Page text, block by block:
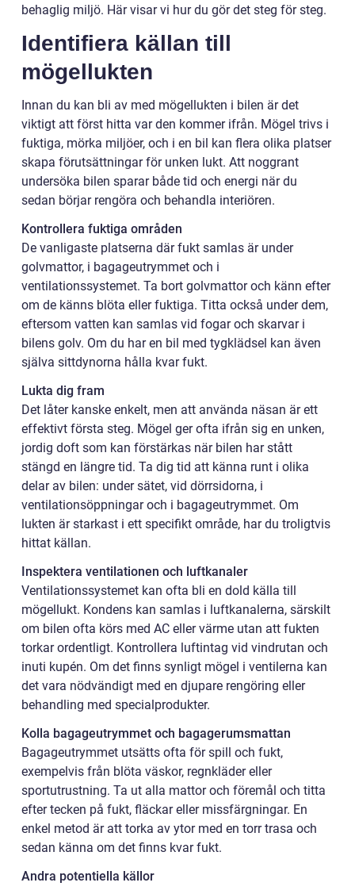
behaglig miljö. Här visar vi hur du gör det steg för steg.
Identifiera källan till
mögellukten
Innan du kan bli av med mögellukten i bilen är det
viktigt att först hitta var den kommer ifrån. Mögel trivs i
fuktiga, mörka miljöer, och i en bil kan flera olika platser
skapa förutsättningar för unken lukt. Att noggrant
undersöka bilen sparar både tid och energi när du
sedan börjar rengöra och behandla interiören.
Kontrollera fuktiga områden
De vanligaste platserna där fukt samlas är under
golvmattor, i bagageutrymmet och i
ventilationssystemet. Ta bort golvmattor och känn efter
om de känns blöta eller fuktiga. Titta också under dem,
eftersom vatten kan samlas vid fogar och skarvar i
bilens golv. Om du har en bil med tygklädsel kan även
själva sittdynorna hålla kvar fukt.
Lukta dig fram
Det låter kanske enkelt, men att använda näsan är ett
effektivt första steg. Mögel ger ofta ifrån sig en unken,
jordig doft som kan förstärkas när bilen har stått
stängd en längre tid. Ta dig tid att känna runt i olika
delar av bilen: under sätet, vid dörrsidorna, i
ventilationsöppningar och i bagageutrymmet. Om
lukten är starkast i ett specifikt område, har du troligtvis
hittat källan.
Inspektera ventilationen och luftkanaler
Ventilationssystemet kan ofta bli en dold källa till
mögellukt. Kondens kan samlas i luftkanalerna, särskilt
om bilen ofta körs med AC eller värme utan att fukten
torkar ordentligt. Kontrollera luftintag vid vindrutan och
inuti kupén. Om det finns synligt mögel i ventilerna kan
det vara nödvändigt med en djupare rengöring eller
behandling med specialprodukter.
Kolla bagageutrymmet och bagagerumsmattan
Bagageutrymmet utsätts ofta för spill och fukt,
exempelvis från blöta väskor, regnkläder eller
sportutrustning. Ta ut alla mattor och föremål och titta
efter tecken på fukt, fläckar eller missfärgningar. En
enkel metod är att torka av ytor med en torr trasa och
sedan känna om det finns kvar fukt.
Andra potentiella källor